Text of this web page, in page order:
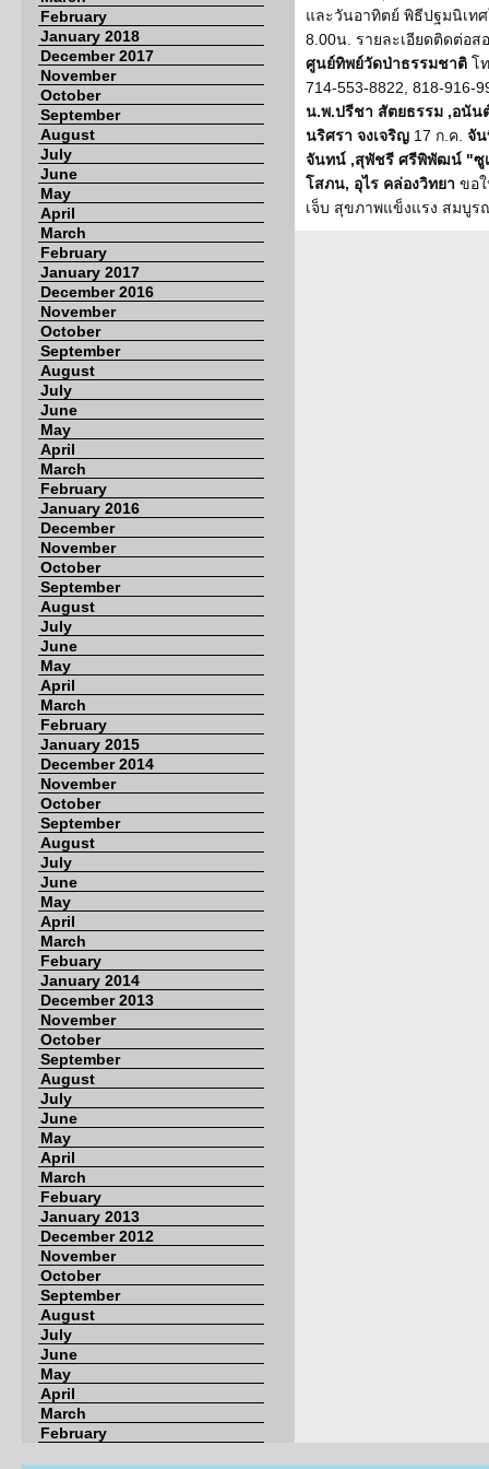
February
January 2018
December 2017
November
October
September
August
July
June
May
April
March
February
January 2017
December 2016
November
October
September
August
July
June
May
April
March
February
January 2016
December
November
October
September
August
July
June
May
April
March
February
January 2015
December 2014
November
October
September
August
July
June
May
April
March
Febuary
January 2014
December 2013
November
October
September
August
July
June
May
April
March
Febuary
January 2013
December 2012
November
October
September
August
July
June
May
April
March
February
และวันอาทิตย์ พิธีปฐมนิเท
8.00น. รายละเอียดติดต่อส
ศูนย์ทิพย์วัดป่าธรรมชาติ โ
714-553-8822, 818-
น.พ.ปรีชา สัตยธรรม ,อนั
นริศรา จงเจริญ 17 ก.ค. จัน
จันทน์ ,สุพัชรี ศรีพิพัฒน์ "ซู
โสภน, อุไร คล่องวิทยา ขอ
เจ็บ สุขภาพแข็งแรง สมบู